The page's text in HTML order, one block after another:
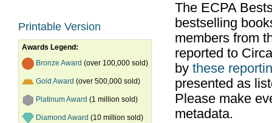
Printable Version
Awards Legend:
Bronze Award (over 100,000 sold)
Gold Award (over 500,000 sold)
Platinum Award (1 million sold)
Diamond Award (10 million sold)
The ECPA
bestselling
members from
reported to
by these
presented as
Please make
metadata.